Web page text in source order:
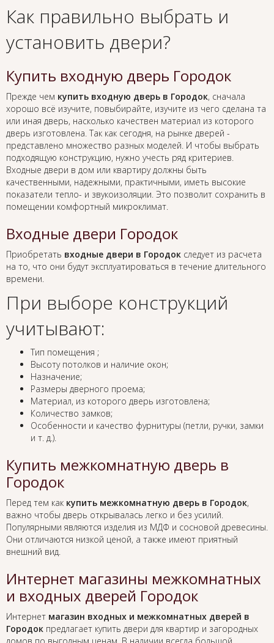
Как правильно выбрать и
установить двери?
Купить входную дверь Городок
Прежде чем купить входную дверь в Городок, сначала
хорошо всё изучите, повыбирайте, изучите из чего сделана та
или иная дверь, насколько качествен материал из которого
дверь изготовлена. Так как сегодня, на рынке дверей -
представлено множество разных моделей. И чтобы выбрать
подходящую конструкцию, нужно учесть ряд критериев.
Входные двери в дом или квартиру должны быть
качественными, надежными, практичными, иметь высокие
показатели тепло- и звукоизоляции. Это позволит сохранить в
помещении комфортный микроклимат.
Входные двери Городок
Приобретать входные двери в Городок следует из расчета
на то, что они будут эксплуатироваться в течение длительного
времени.
При выборе конструкций
учитывают:
Тип помещения ;
Высоту потолков и наличие окон;
Назначение;
Размеры дверного проема;
Материал, из которого дверь изготовлена;
Количество замков;
Особенности и качество фурнитуры (петли, ручки, замки
и т. д.).
Купить межкомнатную дверь в
Городок
Перед тем как купить межкомнатную дверь в Городок,
важно чтобы дверь открывалась легко и без усилий.
Популярными являются изделия из МДФ и сосновой древесины.
Они отличаются низкой ценой, а также имеют приятный
внешний вид.
Интернет магазины межкомнатных
и входных дверей Городок
Интернет магазин входных и межкомнатных дверей в
Городок предлагает купить двери для квартир и загородных